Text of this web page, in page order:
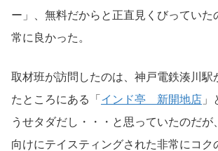
ー」、無料だからと正直見くびっていた
常に良かった。
取材班が訪問したのは、神戸電鉄湊川駅
たところにある「 インド亭 新開地店
うせタダだし・・・と思っていたのだが
向けにテイスティングされた非常にコク